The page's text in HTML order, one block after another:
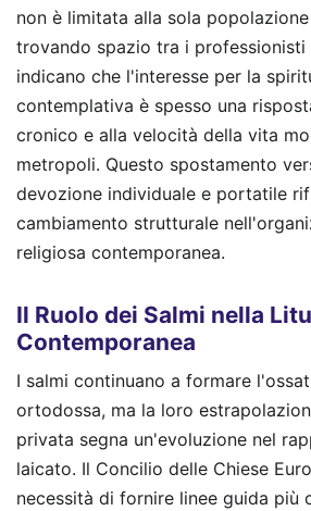
non è limitata alla sola
trovando spazio tra i professionisti
indicano che l'interesse per la
contemplativa è spesso una
cronico e alla velocità della vita
metropoli. Questo spostamento
devozione individuale e portatile
cambiamento strutturale
religiosa contemporanea.
Il Ruolo dei Salmi nella
Contemporanea
I salmi continuano a formare
ortodossa, ma la loro
privata segna un'evoluzione nel
laicato. Il Concilio delle Chiese
necessità di fornire linee guida più